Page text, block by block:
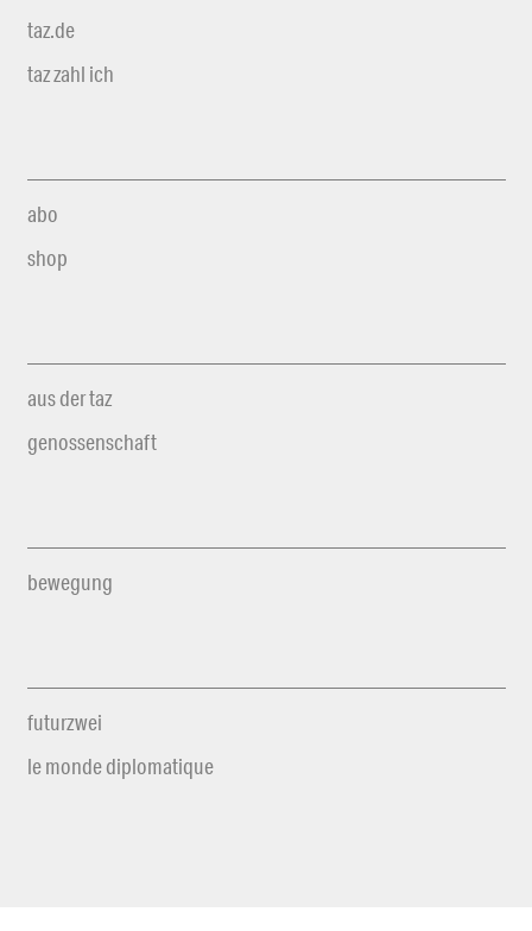
taz.de
taz zahl ich
abo
shop
aus der taz
genossenschaft
bewegung
futurzwei
le monde diplomatique